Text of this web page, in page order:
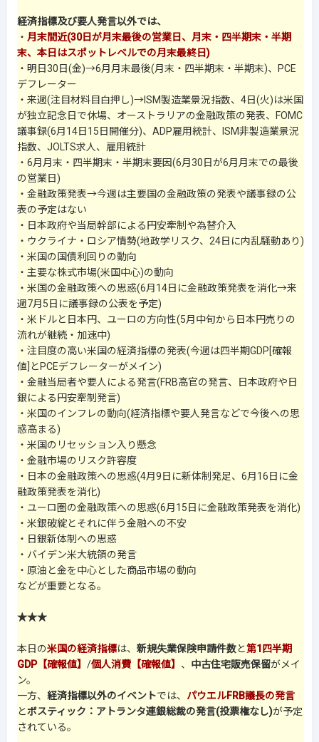
経済指標及び要人発言以外では、
・ 月末間近(30日が月末最後の営業日、月末・四半期末・半期
末、本日はスポットレベルでの月末最終日)
・明日30日(金)→6月月末最後(月末・四半期末・半期末)、PCE
デフレーター
・来週(注目材料目白押し)→ISM製造業景況指数、4日(火)は米国
が独立記念日で休場、オーストラリアの金融政策の発表、FOMC
議事録(6月14日15日開催分)、ADP雇用統計、ISM非製造業景況
指数、JOLTS求人、雇用統計
・6月月末・四半期末・半期末要因(6月30日が6月月末での最後
の営業日)
・金融政策発表→今週は主要国の金融政策の発表や議事録の公
表の予定はない
・日本政府や当局幹部による円安牽制や為替介入
・ウクライナ・ロシア情勢(地政学リスク、24日に内乱騒動あり)
・米国の国債利回りの動向
・主要な株式市場(米国中心)の動向
・米国の金融政策への思惑(6月14日に金融政策発表を消化→来
週7月5日に議事録の公表を予定)
・米ドルと日本円、ユーロの方向性(5月中旬から日本円売りの
流れが継続・加速中)
・注目度の高い米国の経済指標の発表(今週は四半期GDP[確報
値]とPCEデフレーターがメイン)
・金融当局者や要人による発言(FRB高官の発言、日本政府や日
銀による円安牽制発言)
・米国のインフレの動向(経済指標や要人発言などで今後への思
惑高まる)
・米国のリセッション入り懸念
・金融市場のリスク許容度
・日本の金融政策への思惑(4月9日に新体制発足、6月16日に金
融政策発表を消化)
・ユーロ圏の金融政策への思惑(6月15日に金融政策発表を消化)
・米銀破綻とそれに伴う金融への不安
・日銀新体制への思惑
・バイデン米大統領の発言
・原油と金を中心とした商品市場の動向
などが重要となる。
★★★
本日の米国の経済指標は、 新規失業保険申請件数と第1四半期
GDP【確報値】 /個人消費【確報値】 、 中古住宅販売保留がメイ
ン。
一方、 経済指標以外のイベントでは、 パウエルFRB議長の発言
とボスティック：アトランタ連銀総裁の発言(投票権なし)が予定
されている。